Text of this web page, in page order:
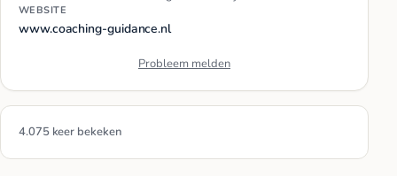
WEBSITE
www.coaching-guidance.nl
Probleem melden
4.075 keer bekeken